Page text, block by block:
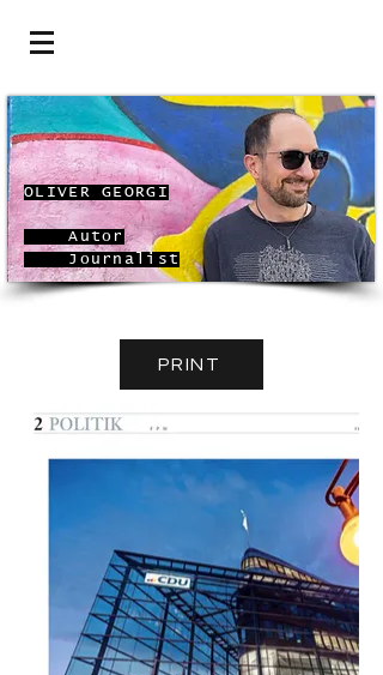
OLIVERGEORGI
Autor
Journalist
PRINT